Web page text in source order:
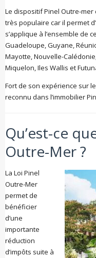
Le dispositif Pinel Outre-
très populaire car il permet
s’applique à l’ensemble de
Guadeloupe, Guyane,
Mayotte, Nouvelle-
Miquelon, Iles Wallis et
Fort de son expérience sur
reconnu dans l’immobilier
Qu’est-ce
Outre-Mer ?
La Loi Pinel
Outre-Mer
permet de
bénéficier
d’une
importante
réduction
d’impôts suite à